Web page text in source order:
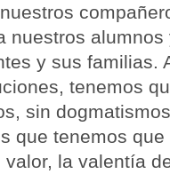
nuestros
y sus familias.
tenemos
sin
que tenemos
valor, la valentía